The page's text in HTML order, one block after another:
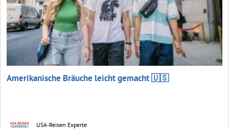
Amerikanische Bräuche leicht gemacht 🇺🇸
USA-Reisen Experte